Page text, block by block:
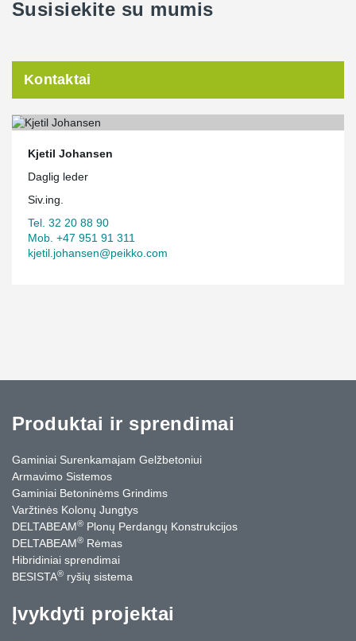
Susisiekite su mumis
Kontaktai
Kjetil Johansen
Daglig leder
Siv.ing.
Tel. 32 20 88 90
Mob. +47 951 91 311
kjetil.johansen@peikko.com
Produktai ir sprendimai
Gaminiai Surenkamajam Gelžbetoniui
Armavimo Sistemos
Gaminiai Betoninėms Grindims
Varžtinės Kolonų Jungtys
DELTABEAM® Plonų Perdangų Konstrukcijos
DELTABEAM® Rėmas
Hibridiniai sprendimai
BESISTA® ryšių sistema
Įvykdyti projektai